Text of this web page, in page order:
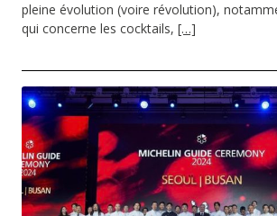
pleine évolution (voire révolution),
qui concerne les cocktails, […]